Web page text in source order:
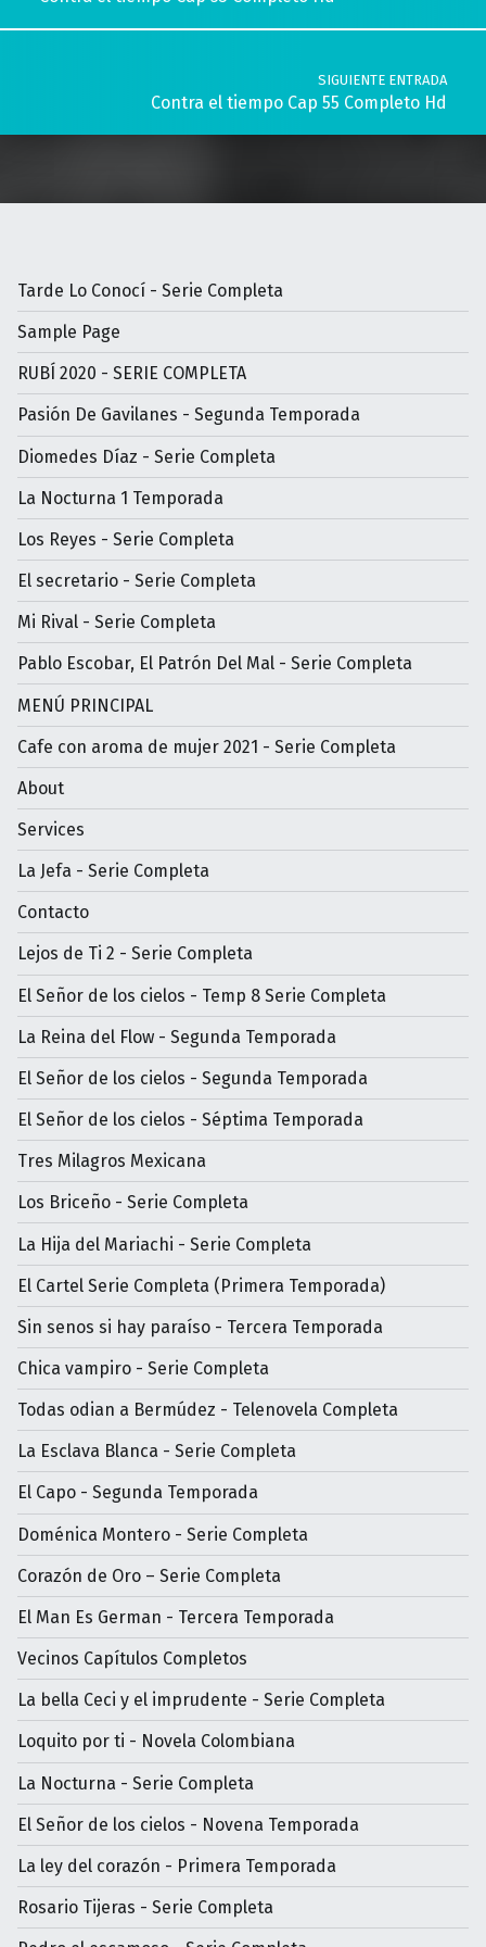
SIGUIENTE ENTRADA
Contra el tiempo Cap 55 Completo Hd
Tarde Lo Conocí - Serie Completa
Sample Page
RUBÍ 2020 - SERIE COMPLETA
Pasión De Gavilanes - Segunda Temporada
Diomedes Díaz - Serie Completa
La Nocturna 1 Temporada
Los Reyes - Serie Completa
El secretario - Serie Completa
Mi Rival - Serie Completa
Pablo Escobar, El Patrón Del Mal - Serie Completa
MENÚ PRINCIPAL
Cafe con aroma de mujer 2021 - Serie Completa
About
Services
La Jefa - Serie Completa
Contacto
Lejos de Ti 2 - Serie Completa
El Señor de los cielos - Temp 8 Serie Completa
La Reina del Flow - Segunda Temporada
El Señor de los cielos - Segunda Temporada
El Señor de los cielos - Séptima Temporada
Tres Milagros Mexicana
Los Briceño - Serie Completa
La Hija del Mariachi - Serie Completa
El Cartel Serie Completa (Primera Temporada)
Sin senos si hay paraíso - Tercera Temporada
Chica vampiro - Serie Completa
Todas odian a Bermúdez - Telenovela Completa
La Esclava Blanca - Serie Completa
El Capo - Segunda Temporada
Doménica Montero - Serie Completa
Corazón de Oro – Serie Completa
El Man Es German - Tercera Temporada
Vecinos Capítulos Completos
La bella Ceci y el imprudente - Serie Completa
Loquito por ti - Novela Colombiana
La Nocturna - Serie Completa
El Señor de los cielos - Novena Temporada
La ley del corazón - Primera Temporada
Rosario Tijeras - Serie Completa